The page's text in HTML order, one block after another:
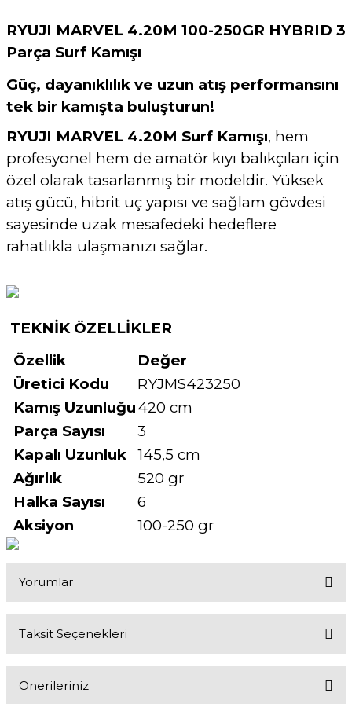
RYUJI MARVEL 4.20M 100-250GR HYBRID 3
Parça Surf Kamışı
Güç, dayanıklılık ve uzun atış performansını
tek bir kamışta buluşturun!
RYUJI MARVEL 4.20M Surf Kamışı, hem
profesyonel hem de amatör kıyı balıkçıları için
özel olarak tasarlanmış bir modeldir. Yüksek
atış gücü, hibrit uç yapısı ve sağlam gövdesi
sayesinde uzak mesafedeki hedeflere
rahatlıkla ulaşmanızı sağlar.
TEKNİK ÖZELLİKLER
Özellik
Değer
Üretici Kodu
RYJMS423250
Kamış Uzunluğu420 cm
Parça Sayısı
3
Kapalı Uzunluk
145,5 cm
Ağırlık
520 gr
Halka Sayısı
6
Aksiyon
100-250 gr
Yorumlar
Taksit Seçenekleri
Önerileriniz